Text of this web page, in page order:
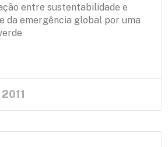
entre sustentabilidade e
da emergência global por uma